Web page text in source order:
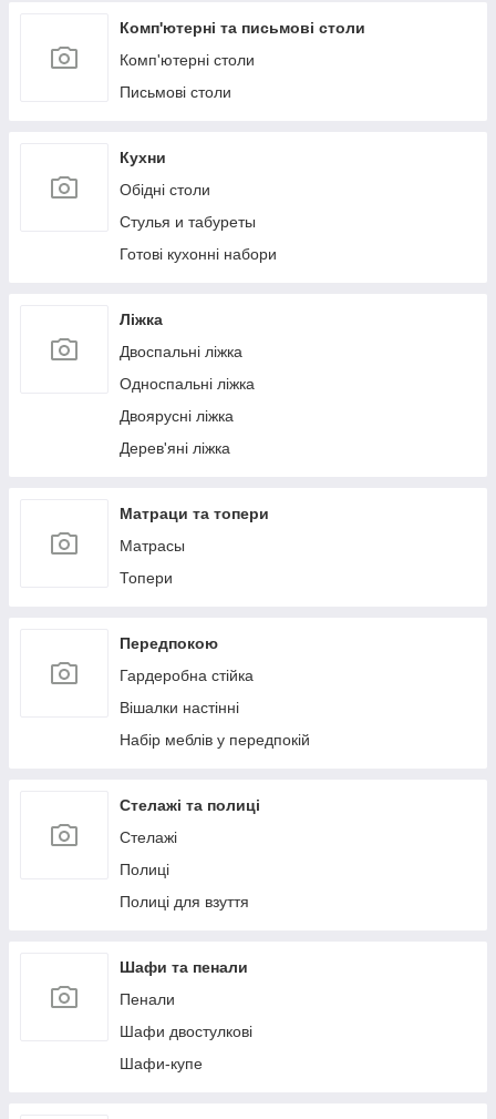
Комп'ютерні та письмові столи
Комп'ютерні столи
Письмові столи
Кухни
Обідні столи
Стулья и табуреты
Готові кухонні набори
Ліжка
Двоспальні ліжка
Односпальні ліжка
Двоярусні ліжка
Дерев'яні ліжка
Матраци та топери
Матрасы
Топери
Передпокою
Гардеробна стійка
Вішалки настінні
Набір меблів у передпокій
Стелажі та полиці
Стелажі
Полиці
Полиці для взуття
Шафи та пенали
Пенали
Шафи двостулкові
Шафи-купе